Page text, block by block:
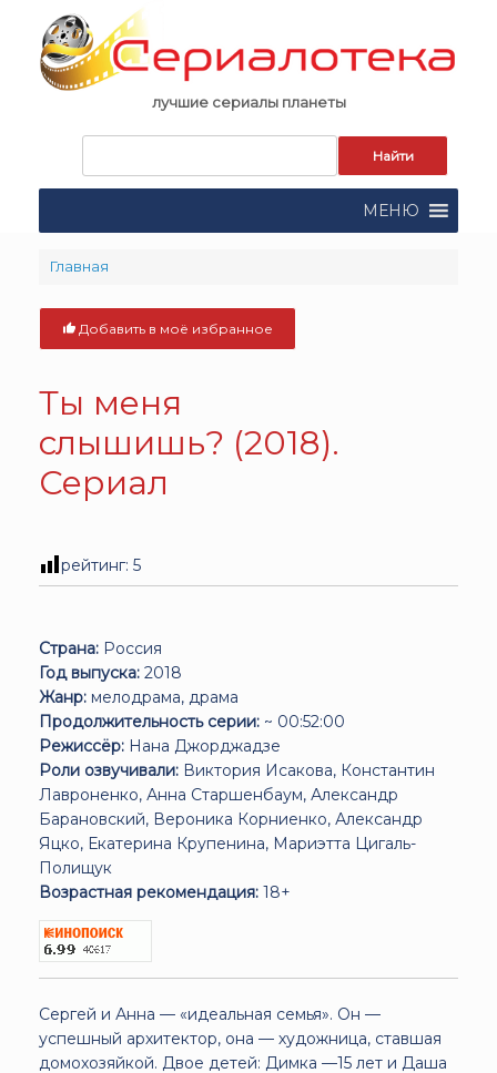
content
лучшие сериалы планеты
поиска:
МЕНЮ
Главная
Добавить в моё избранное
Ты меня
слышишь? (2018).
Сериал
рейтинг: 5
Страна: Россия
Год выпуска: 2018
Жанр: мелодрама, драма
Продолжительность серии: ~ 00:52:00
Режиссёр: Нана Джорджадзе
Роли озвучивали: Виктория Исакова, Константин
Лавроненко, Анна Старшенбаум, Александр
Барановский, Вероника Корниенко, Александр
Яцко, Екатерина Крупенина, Мариэтта Цигаль-
Полищук
Возрастная рекомендация: 18+
Сергей и Анна — «идеальная семья». Он —
успешный архитектор, она — художница, ставшая
домохозяйкой. Двое детей: Димка —15 лет и Даша